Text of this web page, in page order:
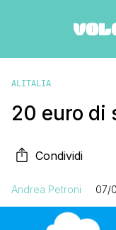
ALITALIA
20 euro di
Condividi
Andrea Petroni 07/